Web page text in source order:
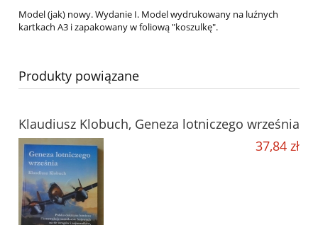
Model (jak) nowy. Wydanie I. Model wydrukowany na luźnych
kartkach A3 i zapakowany w foliową "koszulkę".
Produkty powiązane
Klaudiusz Klobuch, Geneza lotniczego września
37,84 zł